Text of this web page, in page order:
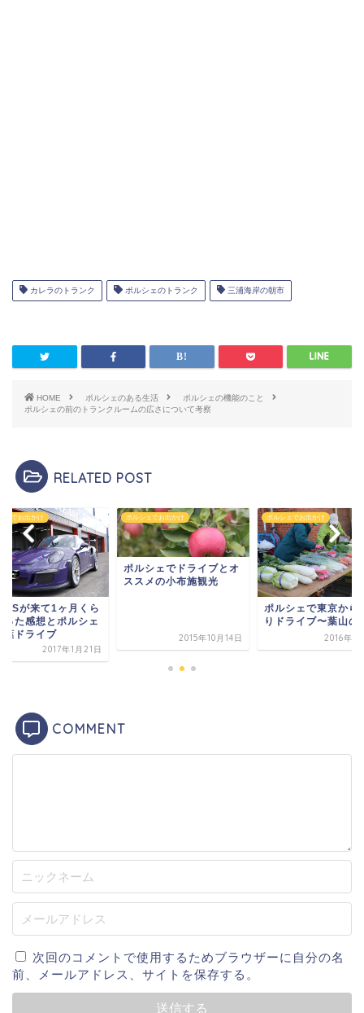
カレラのトランク ポルシェのトランク 三浦海岸の朝市
HOME ポルシェのある生活
ポルシェの機能のこと
ポルシェの前のトランクルームの広さについて考察
RELATED POST
ェでお出かけ
が来て1ヶ月くら
った感想とポルシェ
葉ドライブ
2017年1月21日
ポルシェでお出かけ
ポルシェでドライブとオ
ススメの小布施観光
2015年10月14日
ポルシェでお出かけ
ポルシェで東京から
りドライブ〜葉山の
2016年1
COMMENT
次回のコメントで使用するためブラウザーに自分の名
前、メールアドレス、サイトを保存する。